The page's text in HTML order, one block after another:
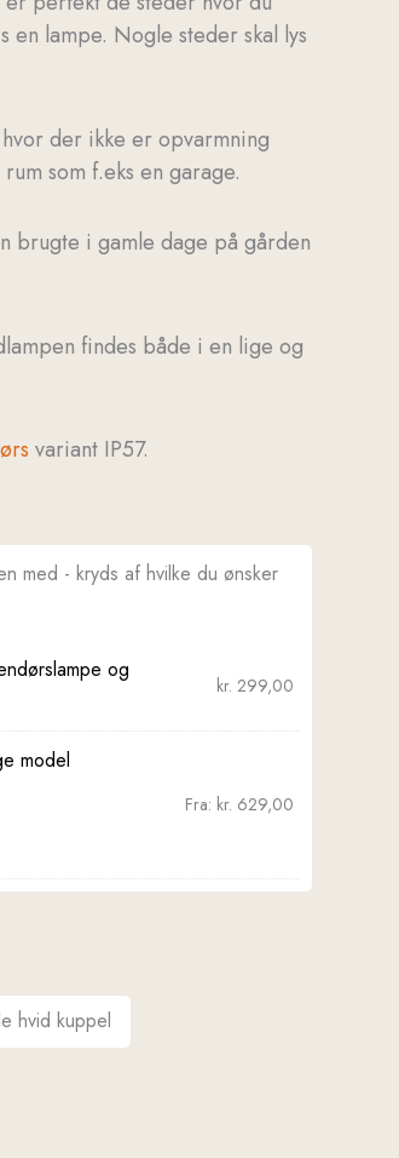
en lampe. Nogle steder skal lys
der ikke er opvarmning
som f.eks en garage.
brugte i gamle dage på gården
findes både i en lige og
variant IP57.
med - kryds af hvilke du ønsker
og
kr. 299,00
model
Fra: kr. 629,00
hvid kuppel